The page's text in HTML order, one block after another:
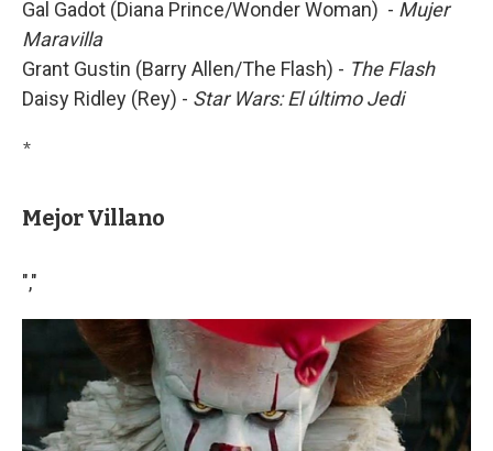
Gal Gadot (Diana Prince/Wonder Woman) - Mujer
Maravilla
Grant Gustin (Barry Allen/The Flash) - The Flash
Daisy Ridley (Rey) - Star Wars: El último Jedi
*
Mejor Villano
","